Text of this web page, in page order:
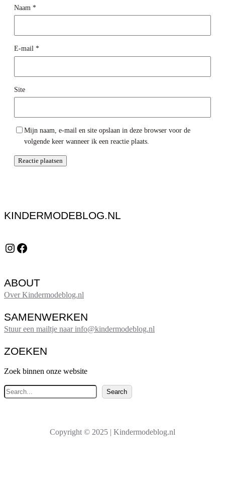
Naam *
E-mail *
Site
Mijn naam, e-mail en site opslaan in deze browser voor de
volgende keer wanneer ik een reactie plaats.
KINDERMODEBLOG.NL
Instagram Facebook
ABOUT
Over Kindermodeblog.nl
SAMENWERKEN
Stuur een mailtje naar info@kindermodeblog.nl
ZOEKEN
Zoek binnen onze website
Z
o
e
Search
Copyright © 2025 | Kindermodeblog.nl